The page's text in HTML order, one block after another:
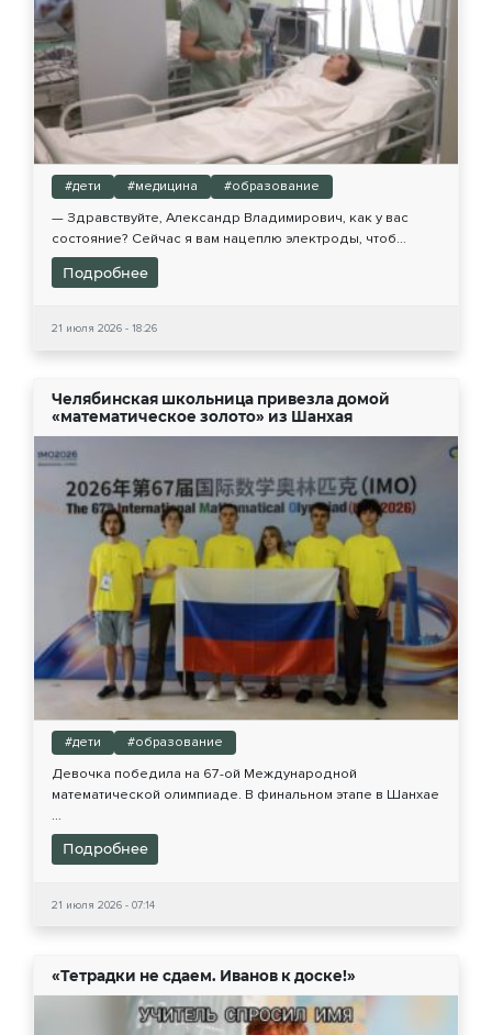
#дети #медицина #образование
— Здравствуйте, Александр Владимирович, как у вас
состояние? Сейчас я вам нацеплю электроды, чтоб...
Подробнее
21 июля 2026 - 18:26
Челябинская школьница привезла домой
«математическое золото» из Шанхая
#дети #образование
Девочка победила на 67-ой Международной
математической олимпиаде. В финальном этапе в Шанхае
...
Подробнее
21 июля 2026 - 07:14
«Тетрадки не сдаем. Иванов к доске!»